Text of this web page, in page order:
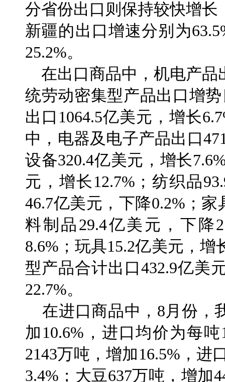
分省份出口则保持较快增
新疆的出口增速分别为
25.2%。
在出口商品中，机电产品
统劳动密集型产品出口增
出口1064.5亿美元，增长
中，电器及电子产品出口
设备320.4亿美元，增长
元，增长12.7%；纺织品
46.7亿美元，下降0.2%；
料制品29.4亿美元，下降
8.6%；玩具15.2亿美元，增
型产品合计出口432.9亿美
22.7%。
在进口商品中，8月份，
加10.6%，进口均价为每
2143万吨，增加16.5%，进
3.4%；大豆637万吨，增加